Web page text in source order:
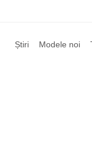
Știri Modele noi